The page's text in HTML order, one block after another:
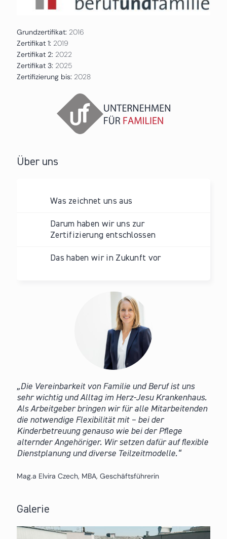
Grundzertifikat: 2016
Zertifikat 1: 2019
Zertifikat 2: 2022
Zertifikat 3: 2025
Zertifizierung bis: 2028
Über uns
Was zeichnet uns aus
Darum haben wir uns zur
Zertifizierung entschlossen
Das haben wir in Zukunft vor
Die Vereinbarkeit von Familie und Beruf ist uns
sehr wichtig und Alltag im Herz-Jesu Krankenhaus.
Als Arbeitgeber bringen wir für alle Mitarbeitenden
die notwendige Flexibilität mit – bei der
Kinderbetreuung genauso wie bei der Pflege
alternder Angehöriger. Wir setzen dafür auf flexible
Dienstplanung und diverse Teilzeitmodelle.
Mag.a Elvira Czech, MBA, Geschäftsführerin
Galerie